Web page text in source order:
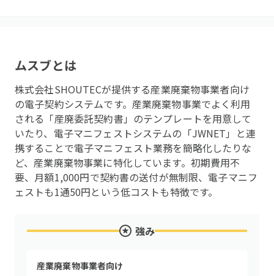
ムスブとは
株式会社SHOUTECが提供する産業廃棄物事業者向け
の電子契約システムです。産業廃棄物事業でよく利用
される「産廃委託契約書」のテンプレートを用意して
いたり、電子マニフェストシステムの「JWNET」と連
携することで電子マニフェスト業務を簡略化したりな
ど、産業廃棄物事業に特化しています。初期費用不
要、月額1,000円で契約書の送付が無制限、電子マニフ
ェストも1通50円という低コストも特徴です。
強み
産業廃棄物事業者向け